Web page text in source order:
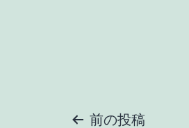
前の投稿